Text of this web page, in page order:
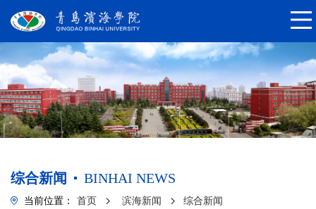
综合新闻 BINHAI NEWS
当前位置： 首页 滨海新闻 综合新闻